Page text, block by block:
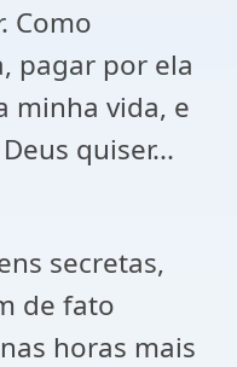
Como
pagar por ela
minha vida, e
quiser...
secretas,
de fato
horas mais